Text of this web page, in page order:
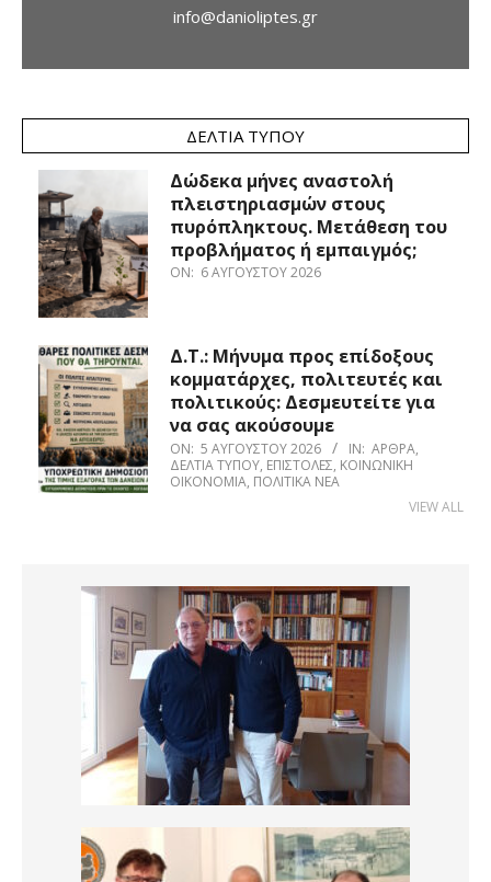
info@danioliptes.gr
ΔΕΛΤΊΑ ΤΎΠΟΥ
Δώδεκα μήνες αναστολή
πλειστηριασμών στους
πυρόπληκτους. Μετάθεση του
προβλήματος ή εμπαιγμός;
ON: 6 ΑΥΓΟΎΣΤΟΥ 2026
Δ.Τ.: Μήνυμα προς επίδοξους
κομματάρχες, πολιτευτές και
πολιτικούς: Δεσμευτείτε για
να σας ακούσουμε
ON: 5 ΑΥΓΟΎΣΤΟΥ 2026 IN: ΆΡΘΡΑ,
ΔΕΛΤΊΑ ΤΎΠΟΥ, ΕΠΙΣΤΟΛΈΣ, ΚΟΙΝΩΝΙΚΉ
ΟΙΚΟΝΟΜΊΑ, ΠΟΛΙΤΙΚΆ ΝΈΑ
VIEW ALL